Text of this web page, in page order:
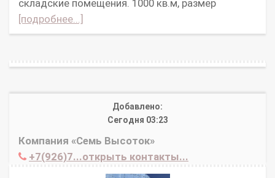
складские помещения. 1000 кв.м, размер
[подробнее...]
Добавлено:
Сегодня 03:23
Компания «Семь Высоток»
+7(926)7...открыть контакты...